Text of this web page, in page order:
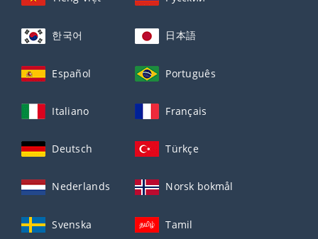
한국어 日本語
Español Português
Italiano Français
Deutsch Türkçe
Nederlands Norsk bokmål
Svenska Tamil